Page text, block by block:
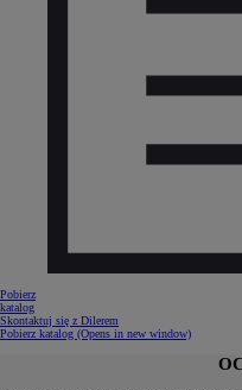
Pobierz
katalog
Skontaktuj się z Dilerem
Pobierz katalog (Opens in new window)